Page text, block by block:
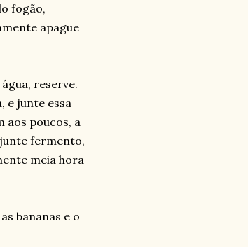
fogão,
apague
reserve.
e junte essa
aos poucos, a
fermento,
meia hora
bananas e o